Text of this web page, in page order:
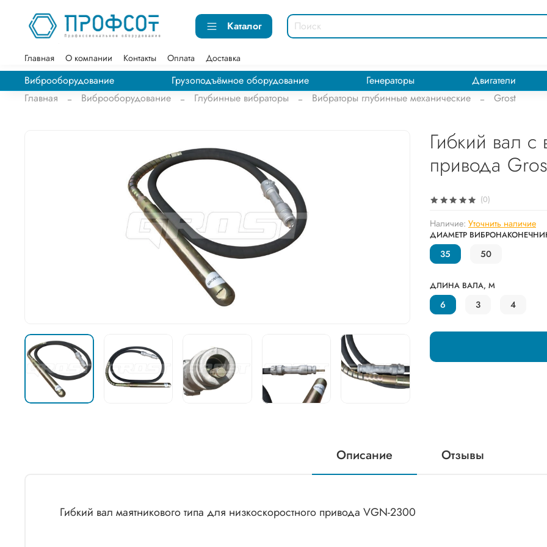
Каталог
Главная О компании Контакты Оплата Доставка
Виброоборудование Грузоподъёмное оборудование Генераторы Двигатели
Главная
Виброоборудование Глубинные вибраторы Вибраторы глубинные механические Grost
(0)
Наличие: Уточнить наличие
Гибкий вал
привода
ДИАМЕТР
35 50
ДЛИНА ВАЛА, М
6 3 4
Описание Отзывы
Гибкий вал маятникового типа для низкоскоростного привода VGN-2300